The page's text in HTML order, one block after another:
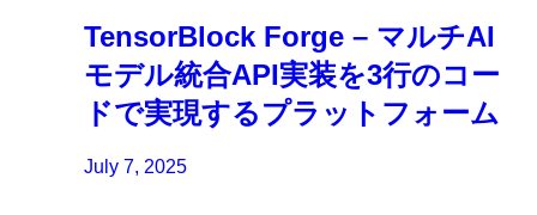
TensorBlock Forge – マルチAI
モデル統合API実装を3行のコー
ドで実現するプラットフォーム
July 7, 2025